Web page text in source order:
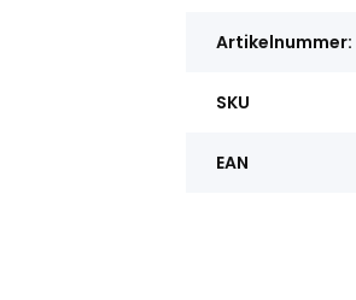
Artikelnummer:
SKU
EAN